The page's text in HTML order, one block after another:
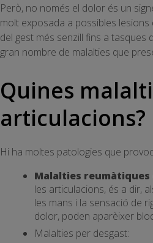
Però, no només el dolor és un
molt exposada a possibles
del gest més senzill fins a
gran nombre de malalties que
Quines
articulacions?
Hi ha moltes patologies que
Malalties reumàtiques
les articulacions, és a dir,
les mans i la sensació de
dolor, poden aparèixer
Malalties per desgast: